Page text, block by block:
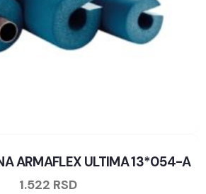
ARMAFLEX ULTIMA 13*054-A
1.522 RSD